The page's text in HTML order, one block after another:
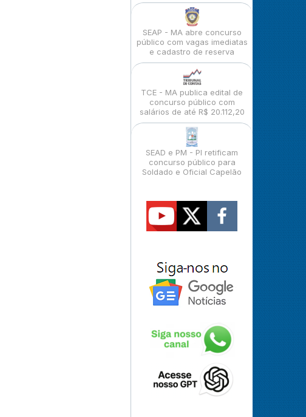
SEAP - MA abre concurso
público com vagas imediatas
e cadastro de reserva
TCE - MA publica edital de
concurso público com
salários de até R$ 20.112,20
SEAD e PM - PI retificam
concurso público para
Soldado e Oficial Capelão